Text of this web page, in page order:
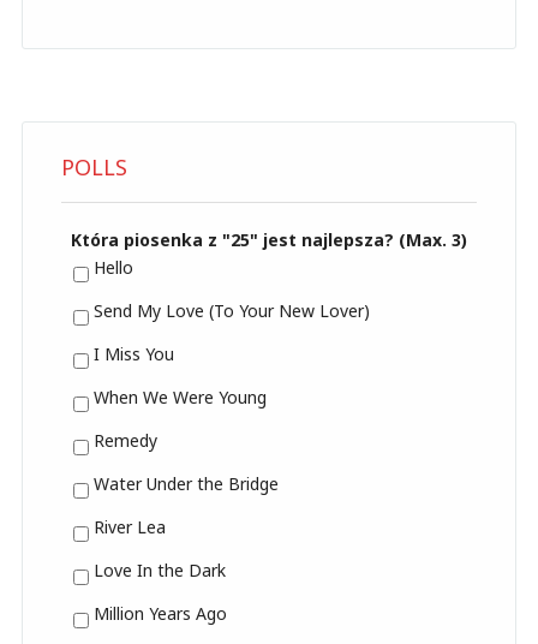
POLLS
Która piosenka z "25" jest najlepsza? (Max. 3)
Hello
Send My Love (To Your New Lover)
I Miss You
When We Were Young
Remedy
Water Under the Bridge
River Lea
Love In the Dark
Million Years Ago